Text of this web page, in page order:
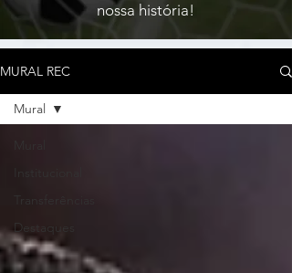
nossa história!
MURAL REC
Destaques
Mural